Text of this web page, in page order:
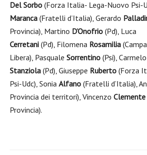
Del Sorbo (Forza Italia- Lega-Nuovo Psi-
Maranca (Fratelli d’Italia), Gerardo
Provincia), Martino D’Onofrio (Pd), Luca
Cerretani (Pd), Filomena Rosamilia
Libera), Pasquale Sorrentino (Psi), Carmelo
Stanziola (Pd), Giuseppe Ruberto (Forza
Psi-Udc), Sonia Alfano (Fratelli d’Italia),
Provincia dei territori), Vincenzo Clemente
Provincia).